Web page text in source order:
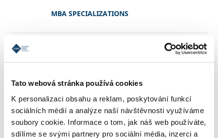
Tato webová stránka používá cookies
K personalizaci obsahu a reklam, poskytování funkcí
sociálních médií a analýze naší návštěvnosti využíváme
soubory cookie. Informace o tom, jak náš web používáte,
sdílíme se svými partnery pro sociální média, inzerci a
MBA SPECIALIZATIONS
CONTACT